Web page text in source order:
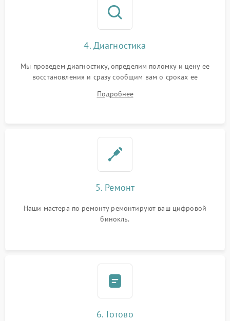
4. Диагностика
Мы проведем диагностику, определим поломку и цену ее
восстановления и сразу сообщим вам о сроках ее
Подробнее
5. Ремонт
Наши мастера по ремонту ремонтируют ваш цифровой
бинокль.
6. Готово